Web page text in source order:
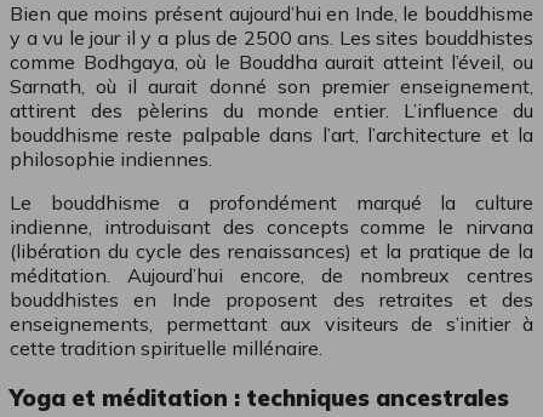
Bien que moins présent aujourd’hui en Inde, le bouddhisme
y a vu le jour il y a plus de 2500 ans. Les sites bouddhistes
comme Bodhgaya, où le Bouddha aurait atteint l’éveil, ou
Sarnath, où il aurait donné son premier enseignement,
attirent des pèlerins du monde entier. L’influence du
bouddhisme reste palpable dans l’art, l’architecture et la
philosophie indiennes.
Le bouddhisme a profondément marqué la culture
indienne, introduisant des concepts comme le nirvana
(libération du cycle des renaissances) et la pratique de la
méditation. Aujourd’hui encore, de nombreux centres
bouddhistes en Inde proposent des retraites et des
enseignements, permettant aux visiteurs de s’initier à
cette tradition spirituelle millénaire.
Yoga et méditation : techniques ancestrales